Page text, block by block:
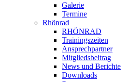
Galerie
Termine
Rhönrad
RHÖNRAD
Trainingszeiten
Ansprechpartner
Mitgliedsbeitrag
News und Berichte
Downloads